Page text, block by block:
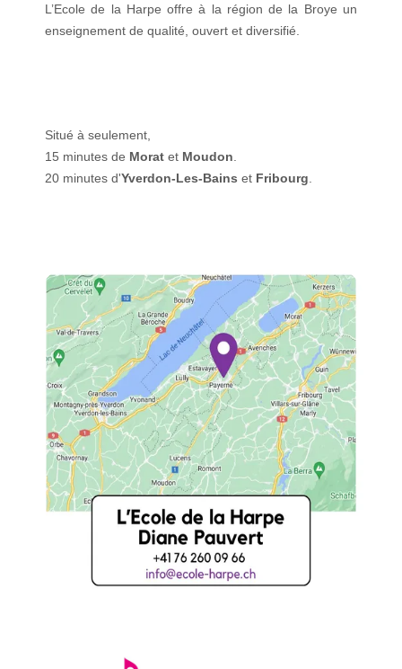
L’Ecole de la Harpe offre à la région de la Broye un
enseignement de qualité, ouvert et diversifié.
Situé à seulement,
15 minutes de Morat et Moudon
20 minutes d'Yverdon-Les-Bains et Fribourg